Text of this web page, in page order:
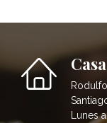
Lunes